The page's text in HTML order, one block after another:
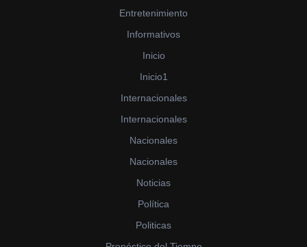
Entretenimiento
Informativos
Inicio
Inicio1
Internacionales
Internacionales
Nacionales
Nacionales
Noticias
Política
Politicas